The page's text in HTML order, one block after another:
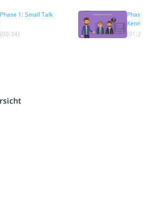
Phase 1: Small Talk
(00:34)
Phase 2:
(01:20)